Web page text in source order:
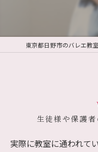
生徒様や保護
実際に教室に通われて